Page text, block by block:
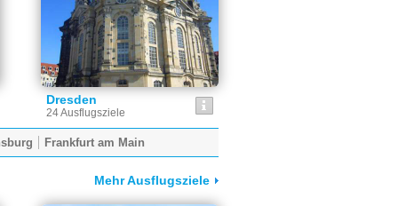
Dresden
24 Ausflugsziele
Frankfurt am Main
Mehr Ausflugsziele